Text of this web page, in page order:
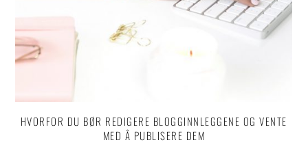
HVORFOR DU BØR REDIGERE BLOGGINNLEGGENE OG VENTE
MED Å PUBLISERE DEM